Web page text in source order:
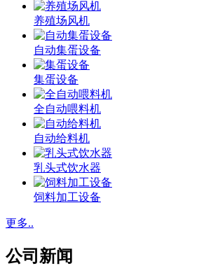
养殖场风机
自动集蛋设备
集蛋设备
全自动喂料机
自动给料机
乳头式饮水器
饲料加工设备
更多..
公司新闻